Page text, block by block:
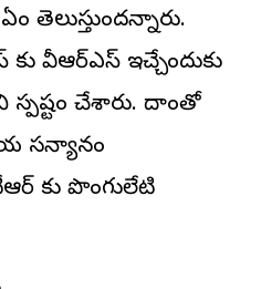
వీఆర్ఎస్ ఇచ్చేందుకు
స్పష్టం చేశారు. దాంతో
సన్యానం
కు పొంగులేటి